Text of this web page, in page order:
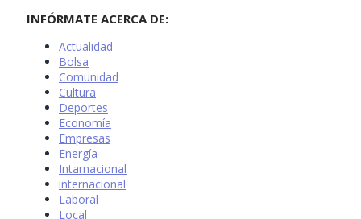
INFÓRMATE ACERCA DE:
Actualidad
Bolsa
Comunidad
Cultura
Deportes
Economía
Empresas
Energía
Intarnacional
internacional
Laboral
Local